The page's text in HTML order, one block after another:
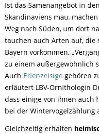
Ist das Samenangebot in
Skandinaviens mau,
Weg nach Süden, um dort
tauchen auch Arten auf,
Bayern vorkommen.
zu einem außergewöhnlich
Auch Erlenzeisige gehören
erläutert LBV-Ornithologin
dass einige von ihnen auch
bei der Wintervogelzählung
Gleichzeitig erhalten